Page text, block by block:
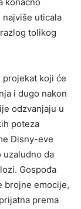
uticala
tolikog
projekat koji će
i dugo nakon
odzvanjaju u
poteza
Disny-eve
uzaludno da
Gospođa
brojne emocije,
prema